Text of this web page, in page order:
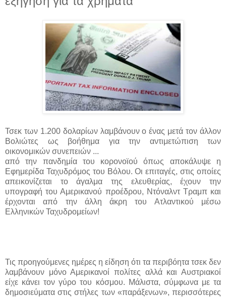
Τσεκ των 1.200 δολαρίων λαμβάνουν ο ένας μετά τον άλλον
Βολιώτες ως βοήθημα για την αντιμετώπιση των
οικονομικών συνεπειών ...
από την πανδημία του κορονοϊού όπως αποκάλυψε η
Εφημερίδα Ταχυδρόμος του Βόλου. Οι επιταγές, στις οποίες
απεικονίζεται το άγαλμα της ελευθερίας, έχουν την
υπογραφή του Αμερικανού προέδρου, Ντόναλντ Τραμπ και
έρχονται από την άλλη άκρη του Ατλαντικού μέσω
Ελληνικών Ταχυδρομείων!
Τις προηγούμενες ημέρες η είδηση ότι τα περιβόητα τσεκ δεν
λαμβάνουν μόνο Αμερικανοί πολίτες αλλά και Αυστριακοί
είχε κάνει τον γύρο του κόσμου. Μάλιστα, σύμφωνα με τα
δημοσιεύματα στις στήλες των «παράξενων», περισσότερες